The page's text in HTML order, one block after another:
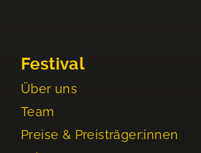
Festival
Über uns
Team
Preise & Preisträger:innen